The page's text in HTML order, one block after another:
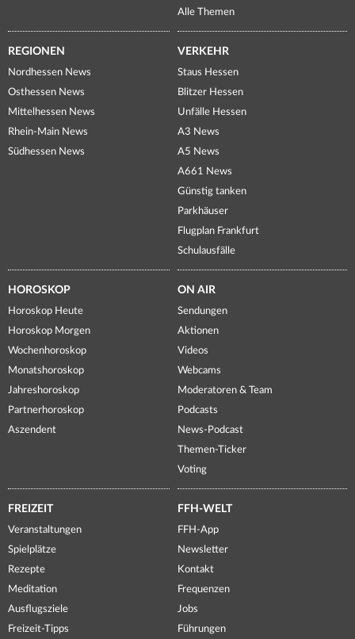
Alle Themen
REGIONEN
Nordhessen News
Osthessen News
Mittelhessen News
Rhein-Main News
Südhessen News
VERKEHR
Staus Hessen
Blitzer Hessen
Unfälle Hessen
A3 News
A5 News
A661 News
Günstig tanken
Parkhäuser
Flugplan Frankfurt
Schulausfälle
HOROSKOP
Horoskop Heute
Horoskop Morgen
Wochenhoroskop
Monatshoroskop
Jahreshoroskop
Partnerhoroskop
Aszendent
ON AIR
Sendungen
Aktionen
Videos
Webcams
Moderatoren & Team
Podcasts
News-Podcast
Themen-Ticker
Voting
FREIZEIT
Veranstaltungen
Spielplätze
Rezepte
Meditation
Ausflugsziele
Freizeit-Tipps
FFH-WELT
FFH-App
Newsletter
Kontakt
Frequenzen
Jobs
Führungen